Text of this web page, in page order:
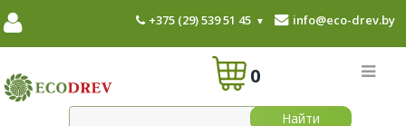
+375 (29) 539 51 45 info@eco-drev.by
0